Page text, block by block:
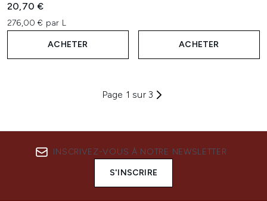
20,70 €
276,00 € par L
ACHETER ACHETER
Page 1 sur 3
INSCRIVEZ-VOUS À NOTRE NEWSLETTER
S'INSCRIRE